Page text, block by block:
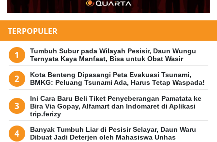
TERPOPULER
Tumbuh Subur pada Wilayah Pesisir, Daun Wungu
Ternyata Kaya Manfaat, Bisa untuk Obat Wasir
Kota Benteng Dipasangi Peta Evakuasi Tsunami,
BMKG: Peluang Tsunami Ada, Harus Tetap Waspada!
Ini Cara Baru Beli Tiket Penyeberangan Pamatata ke
Bira Via Gopay, Alfamart dan Indomaret di Aplikasi
trip.ferizy
Banyak Tumbuh Liar di Pesisir Selayar, Daun Waru
Dibuat Jadi Deterjen oleh Mahasiswa Unhas